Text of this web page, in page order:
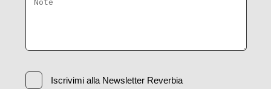
Iscrivimi alla Newsletter Reverbia